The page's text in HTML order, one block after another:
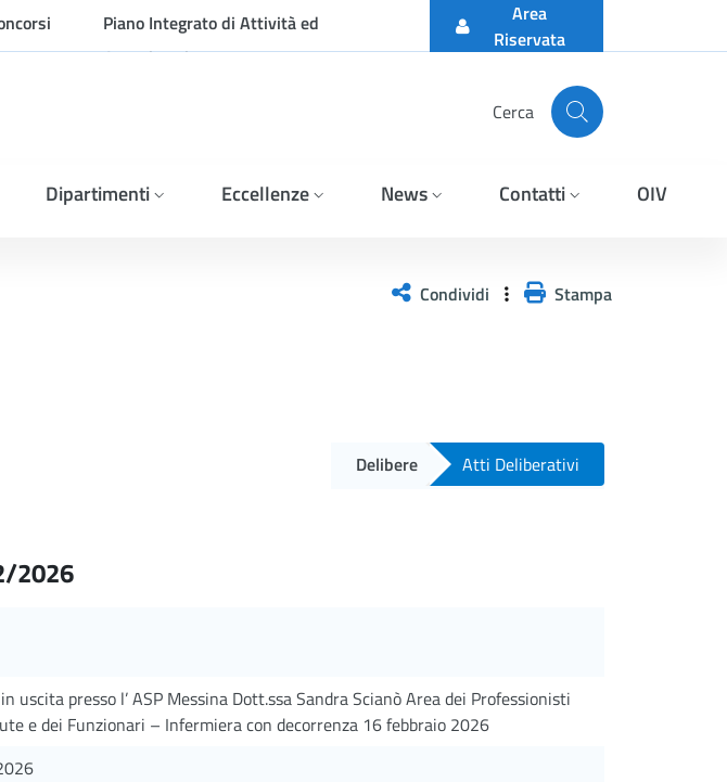
Piano Integrato di Attività ed
Organizzazione
Area
Riservata
Cerca
Dipartimenti Eccellenze News Contatti OIV
Condividi Stampa
Delibere Atti Deliberativi
2026
uscita presso l’ ASP Messina Dott.ssa Sandra Scianò Area dei Professionisti
e dei Funzionari – Infermiera con decorrenza 16 febbraio 2026